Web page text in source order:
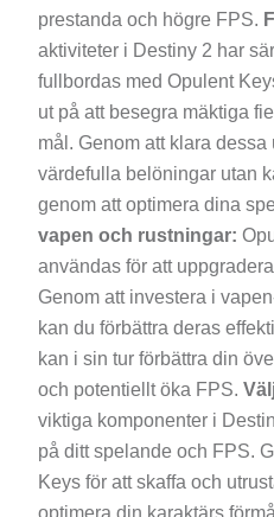
prestanda och högre FPS.
aktiviteter i Destiny 2 har
fullbordas med Opulent
ut på att besegra mäktiga
mål. Genom att klara
värdefulla belöningar utan
genom att optimera dina
vapen och rustningar:
användas för att
Genom att investera i
kan du förbättra deras
kan i sin tur förbättra din
och potentiellt öka FPS.
viktiga komponenter i
på ditt spelande och FPS.
Keys för att skaffa och
optimera din karaktärs